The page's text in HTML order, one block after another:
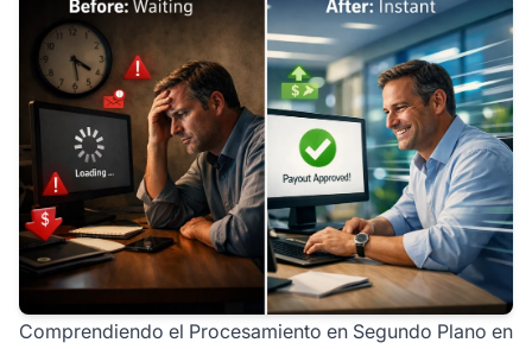
Comprendiendo el Procesamiento en Segundo Plano en